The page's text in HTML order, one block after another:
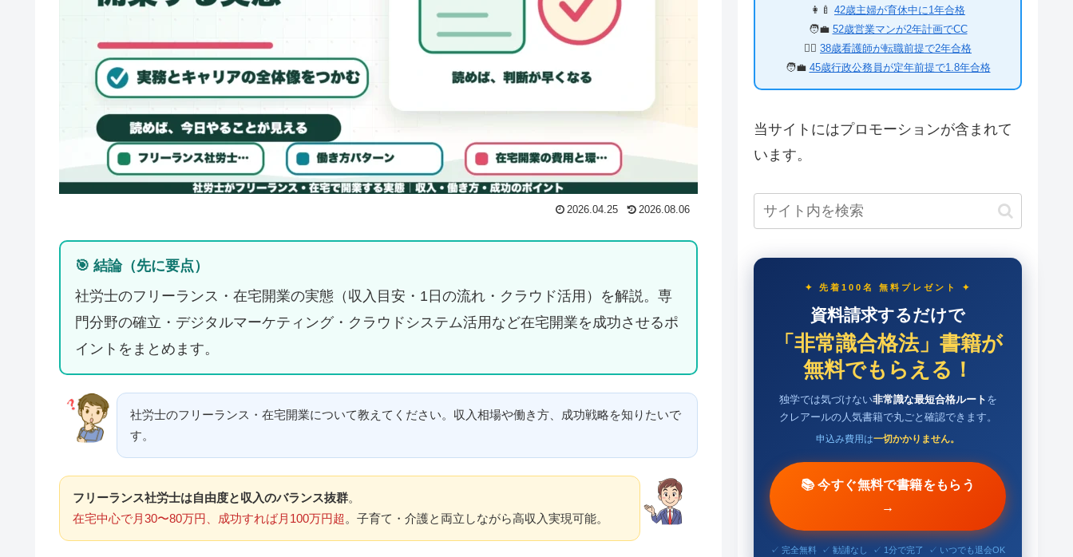
2026.04.25 2026.08.06
🎯 結論（先に要点）
社労士のフリーランス・在宅開業の実態（収入目安・1日の流れ・クラウド活用）を解説。専
門分野の確立・デジタルマーケティング・クラウドシステム活用など在宅開業を成功させるポ
イントをまとめます。
社労士のフリーランス・在宅開業について教えてください。収入相場や働き方、成功戦略を知りたいで
す。
フリーランス社労士は自由度と収入のバランス抜群。
在宅中心で月30〜80万円、成功すれば月100万円超 。子育て・介護と両立しながら高収入実現可能。
👩‍🍼 42歳主婦が育休中に1年合格
🧑‍💼 52歳営業マンが2年計画でCC
👩‍⚕️ 38歳看護師が転職前提で2年合格
🧑‍💼 45歳行政公務員が定年前提で1.8年合格
当サイトにはプロモーションが含まれて
います。
✦ 先着100名 無料プレゼント ✦
資料請求するだけで
「非常識合格法」書籍が
無料でもらえる！
独学では気づけない非常識な最短合格ルート を
クレアールの人気書籍で丸ごと確認できます。
申込み費用は一切かかりません。
📚 今すぐ無料で書籍をもらう
→
✓ 完全無料 ✓ 勧誧なし ✓ 1分で完了 ✓ いつでも退会OK